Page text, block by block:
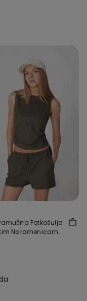
Potkošulja
Naramenicama
Teksture